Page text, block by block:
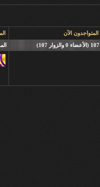
المتواجدون الآن
107 (الأعضاء 0 والزوار 107)